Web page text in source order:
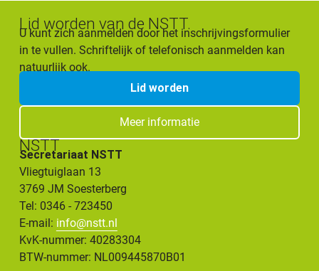
Lid worden van de NSTT.
U kunt zich aanmelden door het inschrijvingsformulier
in te vullen. Schriftelijk of telefonisch aanmelden kan
natuurlijk ook.
Lid worden
Meer informatie
NSTT
Secretariaat NSTT
Vliegtuiglaan 13
3769 JM Soesterberg
Tel: 0346 - 723450
E-mail: info@nstt.nl
KvK-nummer: 40283304
BTW-nummer: NL009445870B01